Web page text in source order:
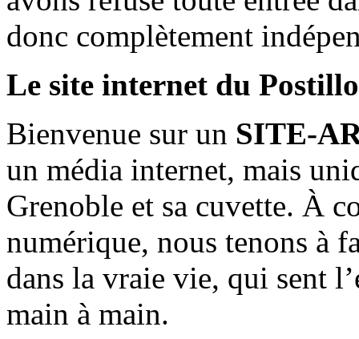
donc complètement
Le site internet du
Bienvenue sur un SITE-
un média internet, mais
Grenoble et sa cuvette. À
numérique, nous tenons à
dans la vraie vie, qui sent
main à main.